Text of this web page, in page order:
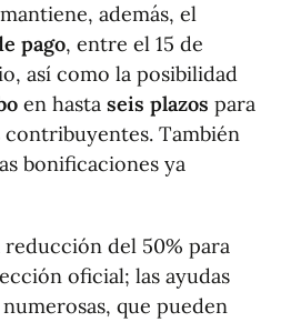
además, el
pago, entre el 15 de
así como la posibilidad
en hasta seis plazos para
También
bonificaciones ya
del 50% para
oficial; las ayudas
que pueden